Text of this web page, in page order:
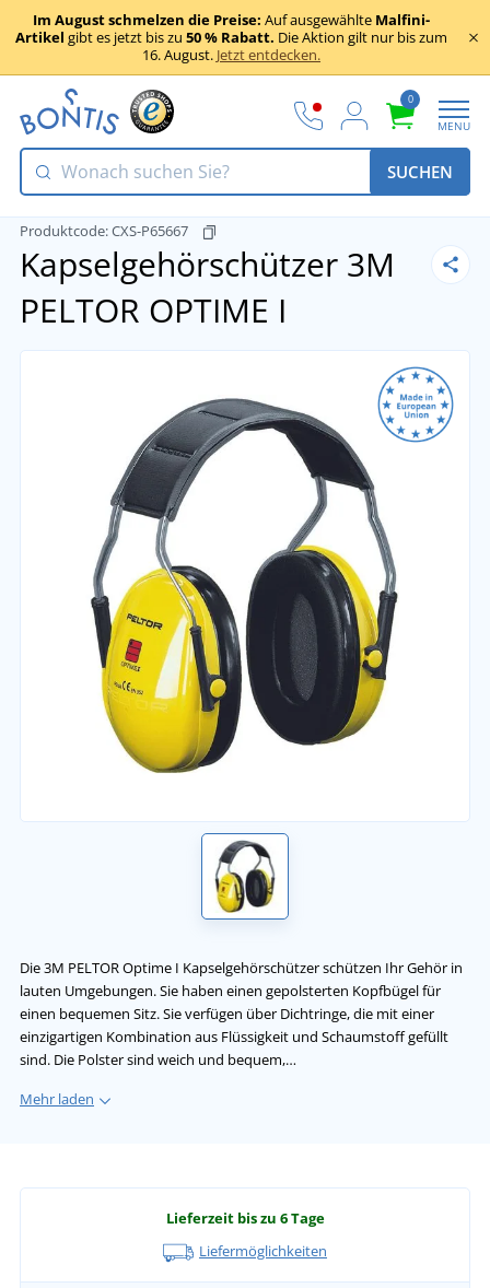
Im August schmelzen die Preise: Auf ausgewählte Malfini-
Artikel gibt es jetzt bis zu 50 % Rabatt. Die Aktion gilt nur bis zum
16. August. Jetzt entdecken.
0
MENU
SUCHEN
Produktcode:CXS-P65667
Kapselgehörschützer 3M
PELTOR OPTIME I
Die 3M PELTOR Optime I Kapselgehörschützer schützen Ihr Gehör in
lauten Umgebungen. Sie haben einen gepolsterten Kopfbügel für
einen bequemen Sitz. Sie verfügen über Dichtringe, die mit einer
einzigartigen Kombination aus Flüssigkeit und Schaumstoff gefüllt
sind. Die Polster sind weich und bequem,…
Mehr laden
Lieferzeit bis zu 6 Tage
Liefermöglichkeiten